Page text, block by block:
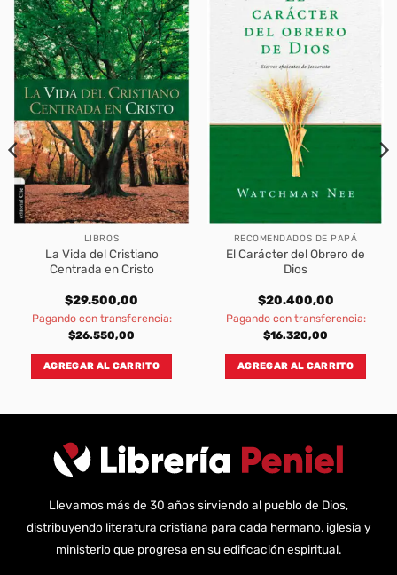
LIBROS
La Vida del Cristiano
Centrada en Cristo
$29.500,00
Pagando con transferencia:
$26.550,00
AGREGAR AL CARRITO
RECOMENDADOS DE PAPÁ
El Carácter del Obrero de
Dios
$20.400,00
Pagando con transferencia:
$16.320,00
AGREGAR AL CARRITO
Llevamos más de 30 años sirviendo al pueblo de Dios,
distribuyendo literatura cristiana para cada hermano, iglesia y
ministerio que progresa en su edificación espiritual.